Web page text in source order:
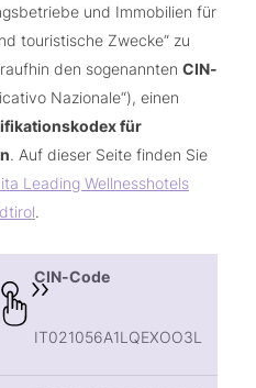
und Immobilien für
touristische Zwecke“ zu
den sogenannten CIN-
Nazionale“), einen
für
. Auf dieser Seite finden Sie
Leading Wellnesshotels
.
CIN-Code
IT021056A1LQEXOO3L